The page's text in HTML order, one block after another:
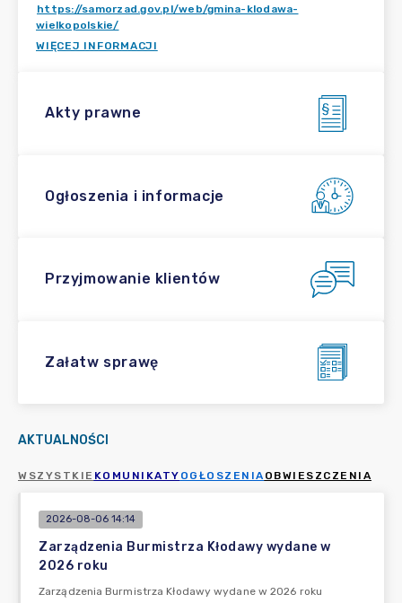
https://samorzad.gov.pl/web/gmina-klodawa-
wielkopolskie/
WIĘCEJ INFORMACJI
Akty prawne
Ogłoszenia i informacje
Przyjmowanie klientów
Załatw sprawę
AKTUALNOŚCI
WSZYSTKIE KOMUNIKATY OGŁOSZENIA OBWIESZCZENIA
2026-08-06 14:14
Zarządzenia Burmistrza Kłodawy wydane w
2026 roku
Zarządzenia Burmistrza Kłodawy wydane w 2026 roku